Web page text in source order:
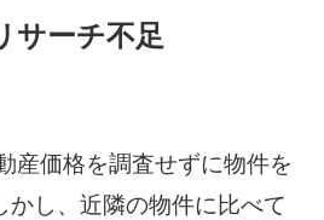
サーチ不足
産価格を調査せずに物件を
かし、近隣の物件に比べて